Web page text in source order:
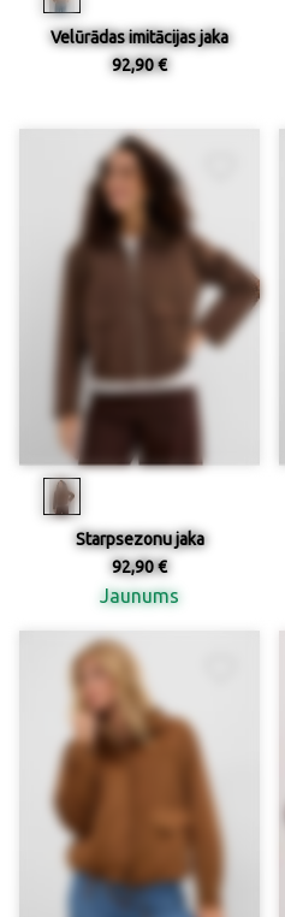
Velūrādas imitācijas jaka
92,90 €
Starpsezonu jaka
92,90 €
Jaunums